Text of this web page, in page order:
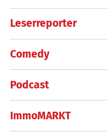
Leserreporter
Comedy
Podcast
ImmoMARKT